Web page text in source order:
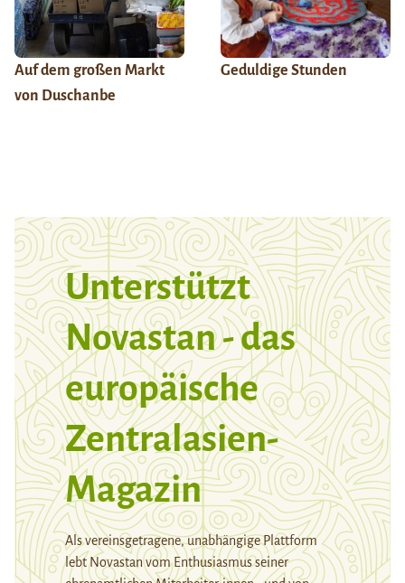
Auf dem großen Markt
von Duschanbe
Geduldige Stunden
Unterstützt
Novastan - das
europäische
Zentralasien-
Magazin
Als vereinsgetragene, unabhängige Plattform
lebt Novastan vom Enthusiasmus seiner